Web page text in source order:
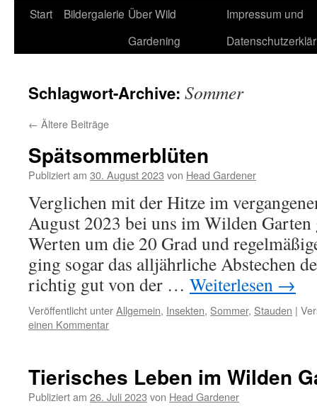
Zum
Start Bildergalerie Über Wild
Gardening
Impressum und
Schlagwort-Archive: Sommer
← Ältere Beiträge
Spätsommerblüten
Publiziert am 30. August 2023 von Head Gardener
Verglichen mit der Hitze im
August 2023 bei uns im Wilden Garten
Werten um die 20 Grad und
ging sogar das alljährliche Abstechen
richtig gut von der … Weiterlesen →
Veröffentlicht unterAllgemein, Insekten, Sommer, Stauden |
einen Kommentar
Tierisches Leben im Wilden
Publiziert am 26. Juli 2023 von Head Gardener